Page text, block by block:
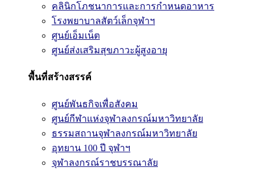
คลินิกโภชนาการและการกำหนดอาหาร
โรงพยาบาลสัตว์เล็กจุฬาฯ
ศูนย์เอ็มเน็ต
ศูนย์ส่งเสริมสุขภาวะผู้สูงอายุ
พื้นที่สร้างสรรค์
ศูนย์พันธกิจเพื่อสังคม
ศูนย์กีฬาแห่งจุฬาลงกรณ์มหาวิทยาลัย
ธรรมสถานจุฬาลงกรณ์มหาวิทยาลัย
อุทยาน 100 ปี จุฬาฯ
จุฬาลงกรณ์ราชบรรณาลัย